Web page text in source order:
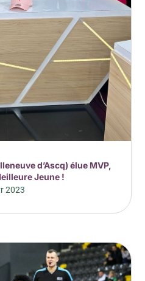
d’Ascq) élue MVP,
Jeune !
2023